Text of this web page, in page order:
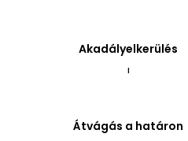
Akadályelkerülés
I
Átvágás a határon